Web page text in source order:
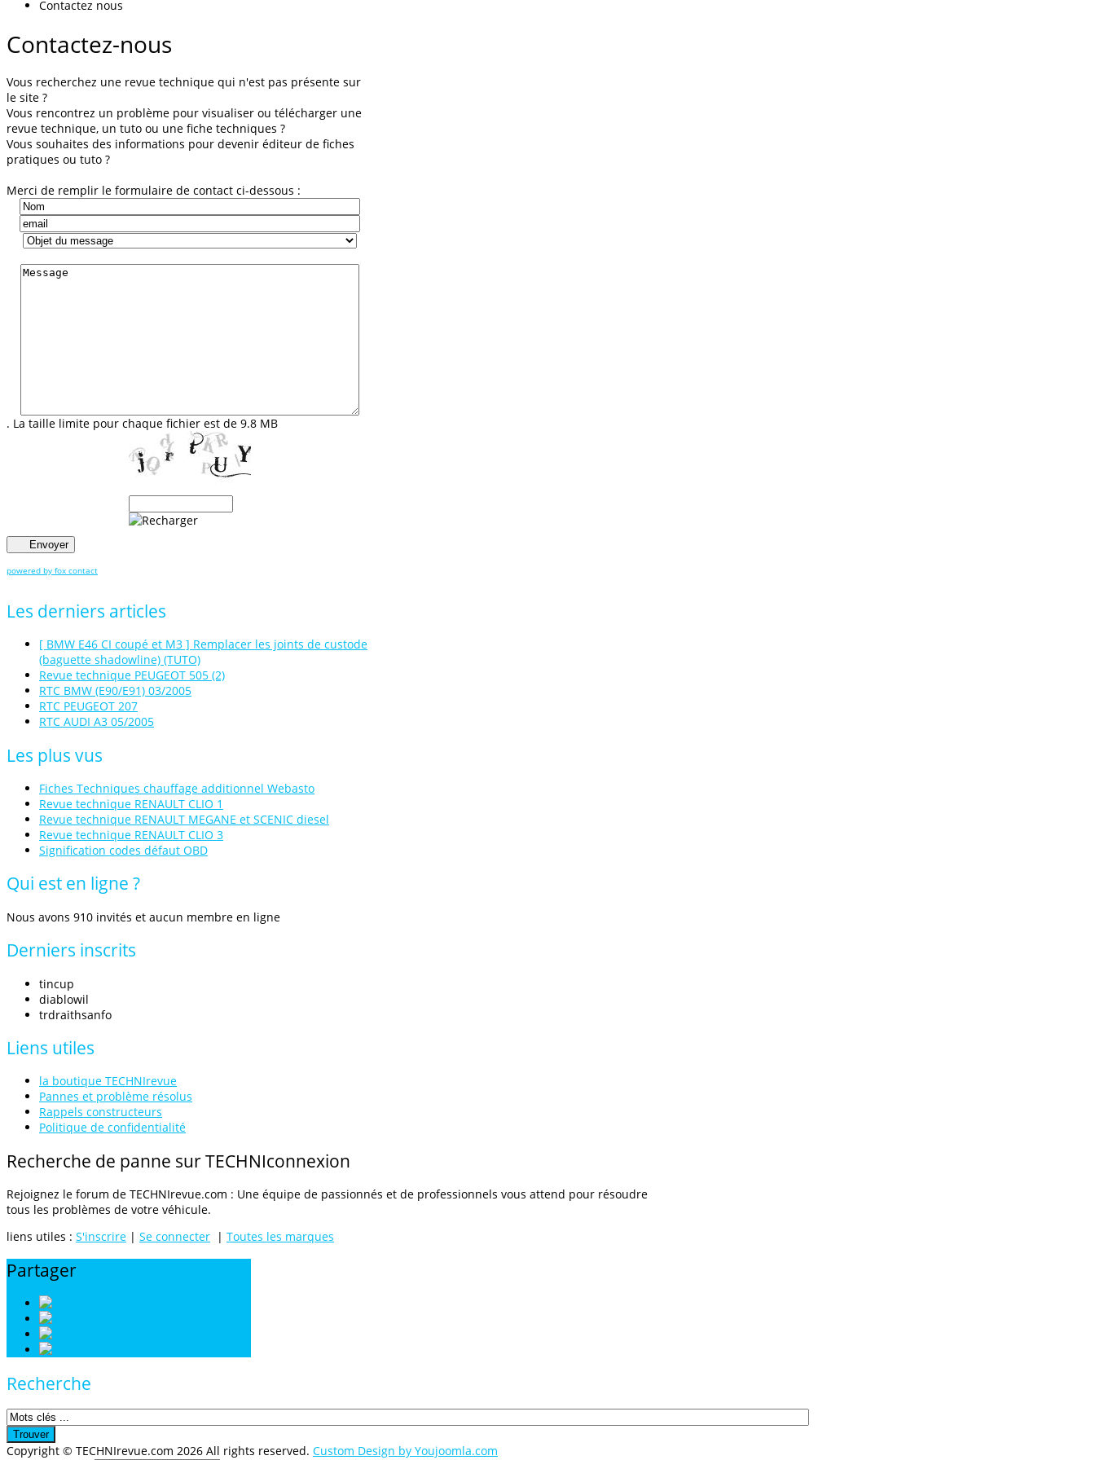
Contactez nous
Contactez-nous
Vous recherchez une revue technique qui n'est pas présente sur
le site ?
Vous rencontrez un problème pour visualiser ou télécharger une
revue technique, un tuto ou une fiche techniques ?
Vous souhaites des informations pour devenir éditeur de fiches
pratiques ou tuto ?
Merci de remplir le formulaire de contact ci-dessous :
. La taille limite pour chaque fichier est de 9.8 MB
Envoyer
powered by fox contact
Les derniers articles
[ BMW E46 CI coupé et M3 ] Remplacer les joints de custode
(baguette shadowline) (TUTO)
Revue technique PEUGEOT 505 (2)
RTC BMW (E90/E91) 03/2005
RTC PEUGEOT 207
RTC AUDI A3 05/2005
Les plus vus
Fiches Techniques chauffage additionnel Webasto
Revue technique RENAULT CLIO 1
Revue technique RENAULT MEGANE et SCENIC diesel
Revue technique RENAULT CLIO 3
Signification codes défaut OBD
Qui est en ligne ?
Nous avons 910 invités et aucun membre en ligne
Derniers inscrits
tincup
diablowil
trdraithsanfo
Liens utiles
la boutique TECHNIrevue
Pannes et problème résolus
Rappels constructeurs
Politique de confidentialité
Recherche de panne surTECHNIconnexion
Rejoignez le forum de TECHNIrevue.com : Une équipe de passionnés et de professionnels vous attend pour résoudre
tous les problèmes de votre véhicule.
liens utiles : S'inscrire | Se connecter | Toutes les marques
Partager
Recherche
Copyright © TECHNIrevue.com 2026 All rights reserved. Custom Design by Youjoomla.com